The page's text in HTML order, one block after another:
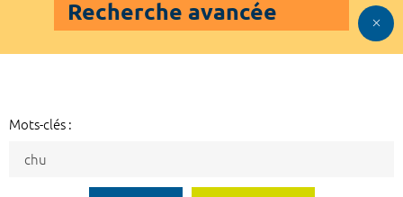
Recherche avancée
Mots-clés :